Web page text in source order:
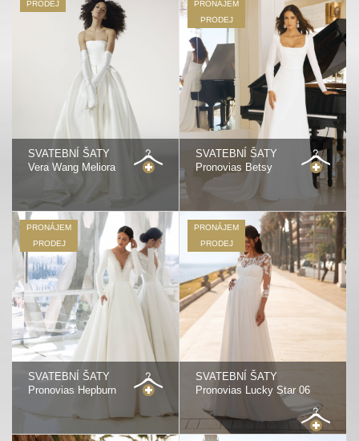
PRODEJ
SVATEBNÍ ŠATY
Vera Wang Meliora
PRONÁJEM
PRODEJ
SVATEBNÍ ŠATY
Pronovias Betsy
PRONÁJEM
PRODEJ
SVATEBNÍ ŠATY
Pronovias Hepburn
PRONÁJEM
PRODEJ
SVATEBNÍ ŠATY
Pronovias Lucky Star 06